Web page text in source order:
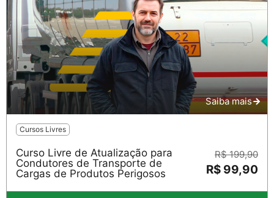
Saiba mais
Cursos Livres
Curso Livre de Atualização para
Condutores de Transporte de
Cargas de Produtos Perigosos
R$ 199,90
R$ 99,90